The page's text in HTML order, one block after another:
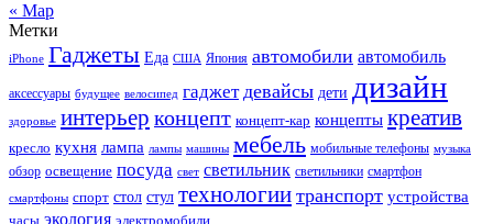
« Мар
Метки
iPhone Гаджеты Еда США Япония автомобили автомобиль
аксессуары будущее велосипед гаджет девайсы дети дизайн
здоровье интерьер концепт концепт-кар концепты креатив
кресло кухня лампа лампы машины мебель мобильные телефоны музыка
обзор освещение посуда свет светильник светильники смартфон
смартфоны спорт стол стул технологии транспорт устройства
часы экология